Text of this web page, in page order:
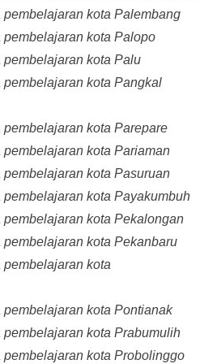
kota Palembang
kota Palopo
kota Palu
kota Pangkal
kota Parepare
kota Pariaman
kota Pasuruan
kota Payakumbuh
kota Pekalongan
kota Pekanbaru
kota
kota Pontianak
kota Prabumulih
kota Probolinggo